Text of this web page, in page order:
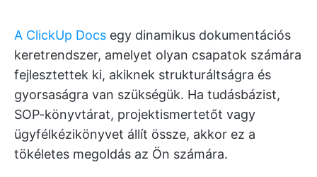
A ClickUp Docs egy dinamikus dokumentációs
keretrendszer, amelyet olyan csapatok számára
fejlesztettek ki, akiknek strukturáltságra és
gyorsaságra van szükségük. Ha tudásbázist,
SOP-könyvtárat, projektismertetőt vagy
ügyfélkézikönyvet állít össze, akkor ez a
tökéletes megoldás az Ön számára.